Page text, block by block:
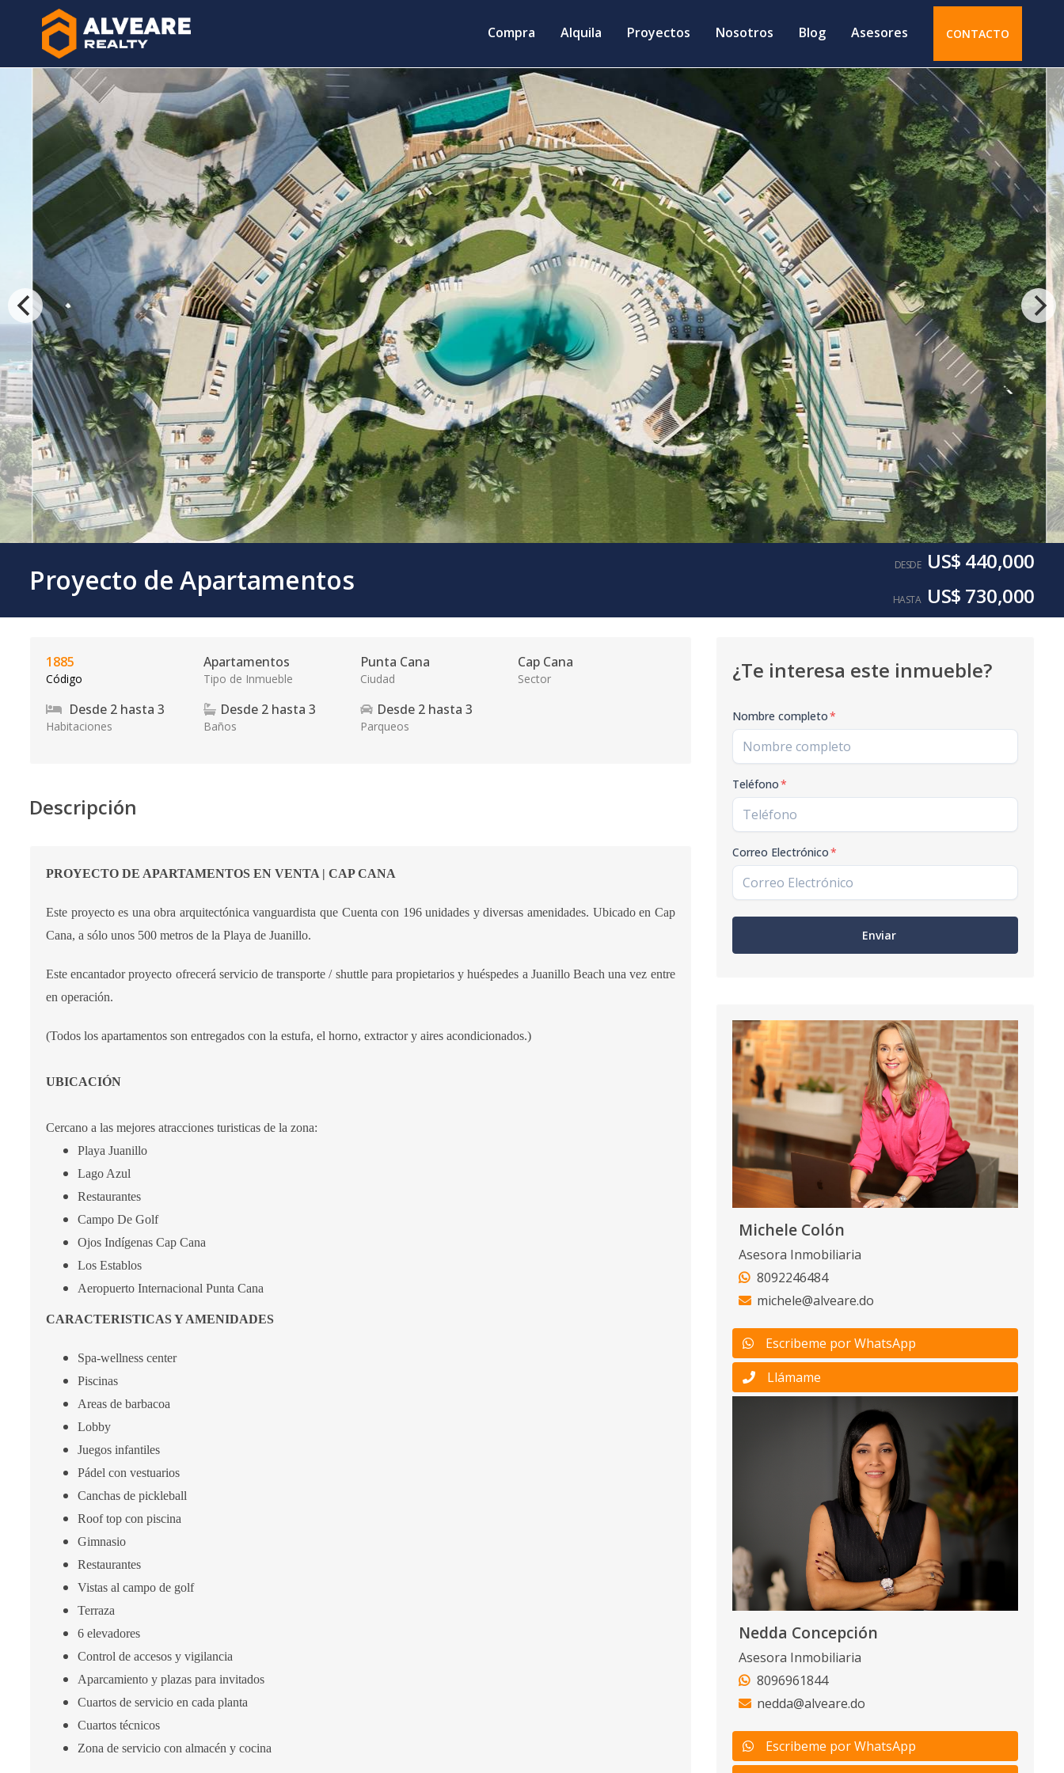
Compra Alquila Proyectos Nosotros Blog Asesores CONTACTO
Proyecto de Apartamentos DESDE US$ 440,000
HASTA US$ 730,000
1885
Código
Apartamentos
Tipo de Inmueble
Punta Cana
Ciudad
Cap Cana
Sector
Desde 2 hasta 3
Habitaciones
Desde 2hasta 3
Baños
Desde 2 hasta 3
Parqueos
Descripción
PROYECTO DE APARTAMENTOS EN VENTA | CAP CANA
Este proyecto es una obra arquitectónica vanguardista que Cuenta con 196 unidades y diversas amenidades. Ubicado en Cap
Cana, a sólo unos 500 metros de la Playa de Juanillo.
Este encantador proyecto ofrecerá servicio de transporte / shuttle para propietarios y huéspedes a Juanillo Beach una vez entre
en operación.
(Todos los apartamentos son entregados con la estufa, el horno, extractor y aires acondicionados.)
UBICACIÓN
Cercano a las mejores atracciones turisticas de la zona:
Playa Juanillo
Lago Azul
Restaurantes
Campo De Golf
Ojos Indígenas Cap Cana
Los Establos
Aeropuerto Internacional Punta Cana
CARACTERISTICAS Y AMENIDADES
Spa-wellness center
Piscinas
Areas de barbacoa
Lobby
Juegos infantiles
Pádel con vestuarios
Canchas de pickleball
Roof top con piscina
Gimnasio
Restaurantes
Vistas al campo de golf
Terraza
6 elevadores
Control de accesos y vigilancia
Aparcamiento y plazas para invitados
Cuartos de servicio en cada planta
Cuartos técnicos
Zona de servicio con almacén y cocina
¿Te interesa este inmueble?
Nombre completo*
Teléfono*
Correo Electrónico*
Enviar
Michele Colón
Asesora Inmobiliaria
8092246484
michele@alveare.do
Escribeme por WhatsApp
Llámame
Nedda Concepción
Asesora Inmobiliaria
8096961844
nedda@alveare.do
Escribeme por WhatsApp